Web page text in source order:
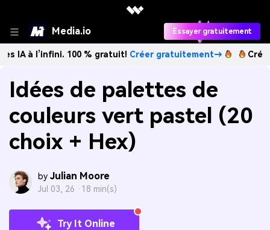
Media.io Essayer gratuitement
100 % gratuit!Créer gratuitement→ Créez des
Idées de palettes de
couleurs vert pastel (20
choix + Hex)
by Julian Moore
Jul 03, 26 · 18 min(s)
Try It Online